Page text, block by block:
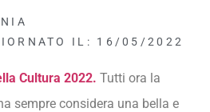
IL: 16/05/2022
Cultura 2022. Tutti ora la
sempre considera una bella e